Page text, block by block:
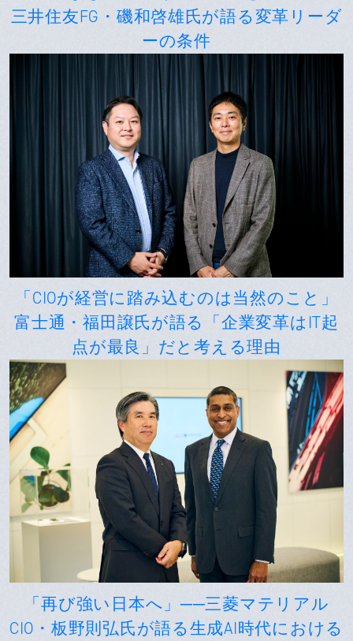
三井住友FG・磯和啓雄氏が語る変革リーダ
ーの条件
「CIOが経営に踏み込むのは当然のこと」
富士通・福田譲氏が語る「企業変革はIT起
点が最良」だと考える理由
「再び強い日本へ」──三菱マテリアル
CIO・板野則弘氏が語る生成AI時代における